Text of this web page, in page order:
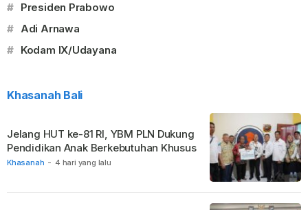
# Presiden Prabowo
# Adi Arnawa
# Kodam IX/Udayana
Khasanah Bali
Khasanah - 4 hari yang lalu
Jelang HUT ke-81 RI, YBM PLN Dukung
Pendidikan Anak Berkebutuhan Khusus